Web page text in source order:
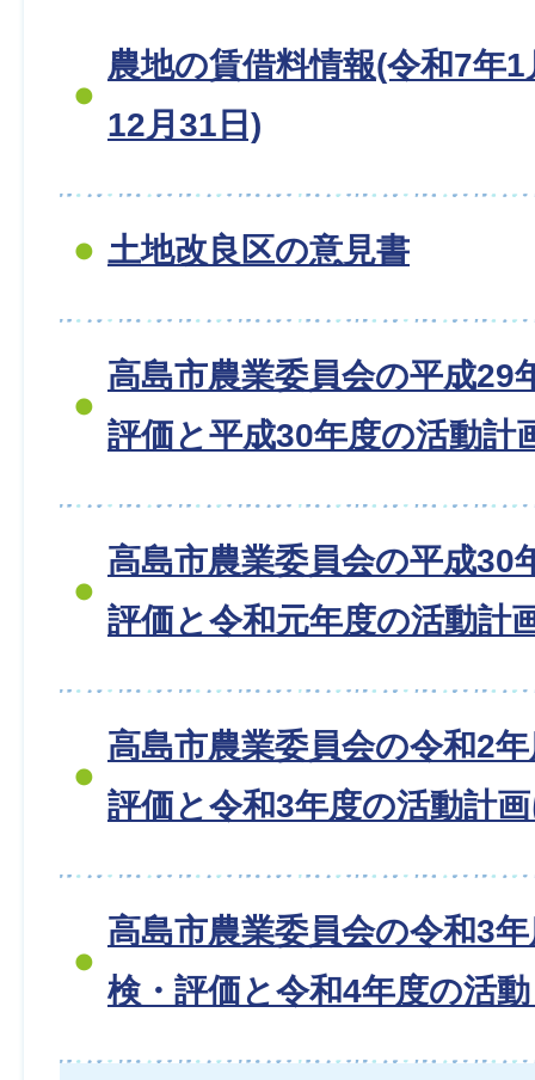
農地の賃借料情報(令和7年
12月31日)
土地改良区の意見書
高島市農業委員会の平成29
評価と平成30年度の活動計
高島市農業委員会の平成30
評価と令和元年度の活動計
高島市農業委員会の令和2
評価と令和3年度の活動計
高島市農業委員会の令和3
検・評価と令和4年度の活